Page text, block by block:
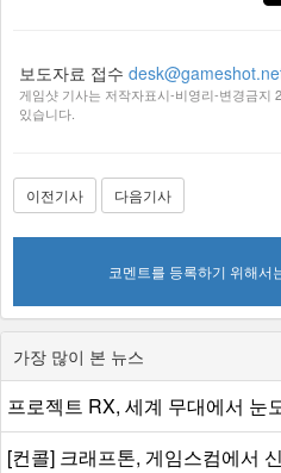
보도자료 접수
게임샷 기사는 저작자표시-비영리-변경금지
있습니다.
이전기사 다음기사
코멘트를 등록하기 위해서
가장 많이 본 뉴스
프로젝트 RX, 세계 무대에서 눈
[컨콜] 크래프톤, 게임스컴에서